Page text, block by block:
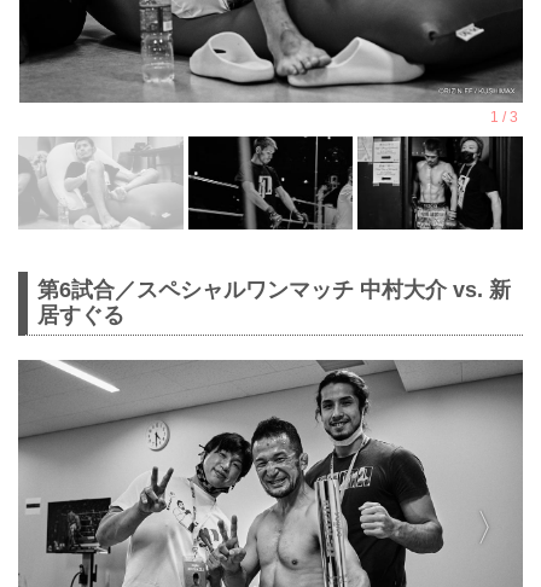
第6試合／スペシャルワンマッチ 中村大介 vs. 新
居すぐる